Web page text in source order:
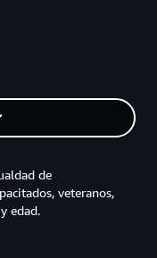
de
veteranos,
edad.